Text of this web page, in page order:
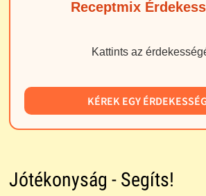
Receptmix
Kattints az
KÉREK EGY
Jótékonyság - Segíts!